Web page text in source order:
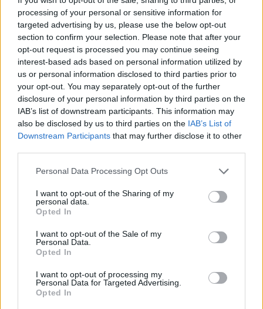
processing of your personal or sensitive information for
targeted advertising by us, please use the below opt-out
section to confirm your selection. Please note that after your
opt-out request is processed you may continue seeing
interest-based ads based on personal information utilized by
us or personal information disclosed to third parties prior to
your opt-out. You may separately opt-out of the further
disclosure of your personal information by third parties on the
IAB’s list of downstream participants. This information may
also be disclosed by us to third parties on the IAB’s List of
Downstream Participants that may further disclose it to other
Personal Data Processing Opt Outs
I want to opt-out of the Sharing of my
personal data.
Opted In
I want to opt-out of the Sale of my
Personal Data.
Opted In
I want to opt-out of processing my
Personal Data for Targeted Advertising.
Opted In
σήμερα διαθέτει αυτόματο μηχανισμό, καλή
αντοχή στο νερό και ισχυρή αντιμαγνητική
προστασία.
Η ατσάλινη μεγάλη έκδοση ξεπερνά πλέον το όριο
των 5.000 ευρώ, επομένως πιο ρεαλιστικές
επιλογές είναι η μεσαία έκδοση ή ένα προσεκτικά
επιλεγμένο μεταχειρισμένο.